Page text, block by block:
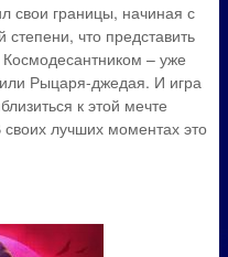
свои границы, начиная с
что представить
– уже
Рыцаря-джедая. И игра
к этой мечте
лучших моментах это